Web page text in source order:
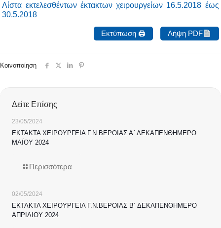
Λίστα εκτελεσθέντων έκτακτων χειρουργείων 16.5.2018 έως
30.5.2018
Εκτύπωση 🖨 Λήψη PDF
Κοινοποίηση
Δείτε Επίσης
23/05/2024
ΕΚΤΑΚΤΑ ΧΕΙΡΟΥΡΓΕΙΑ Γ.Ν.ΒΕΡΟΙΑΣ Α΄ ΔΕΚΑΠΕΝΘΗΜΕΡΟ
ΜΑΪΟΥ 2024
Περισσότερα
02/05/2024
ΕΚΤΑΚΤΑ ΧΕΙΡΟΥΡΓΕΙΑ Γ.Ν.ΒΕΡΟΙΑΣ Β΄ ΔΕΚΑΠΕΝΘΗΜΕΡΟ
ΑΠΡΙΛΙΟΥ 2024